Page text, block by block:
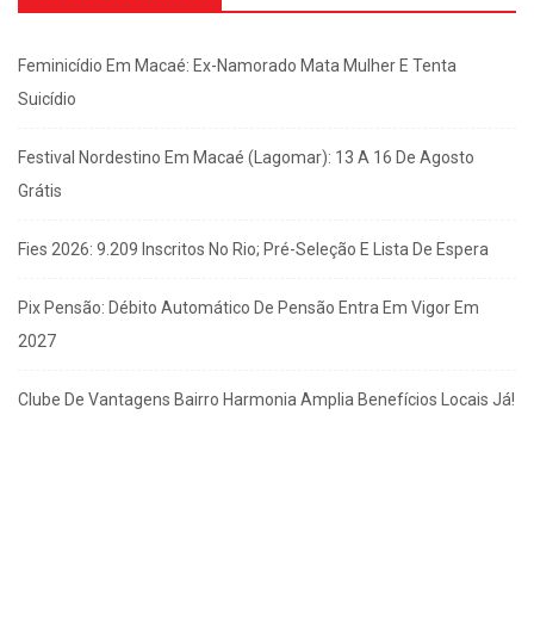
Feminicídio Em Macaé: Ex-Namorado Mata Mulher E Tenta
Suicídio
Festival Nordestino Em Macaé (Lagomar): 13 A 16 De Agosto
Grátis
Fies 2026: 9.209 Inscritos No Rio; Pré-Seleção E Lista De Espera
Pix Pensão: Débito Automático De Pensão Entra Em Vigor Em
2027
Clube De Vantagens Bairro Harmonia Amplia Benefícios Locais Já!